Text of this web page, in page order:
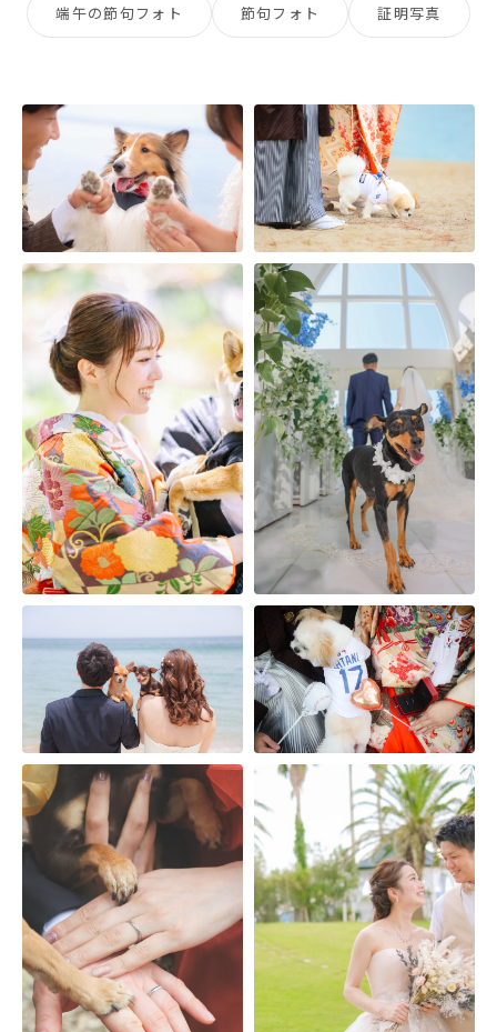
端午の節句フォト 節句フォト 証明写真